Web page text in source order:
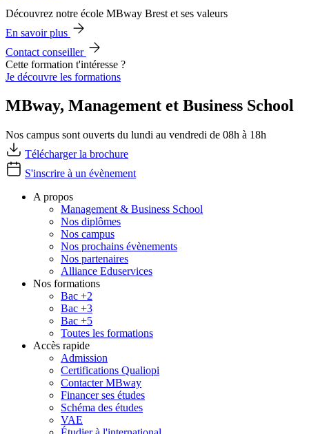
Découvrez notre école MBway Brest et ses valeurs
En savoir plus
Contact conseiller
Cette formation t'intéresse ?
Je découvre les formations
MBway, Management et Business School
Nos campus sont ouverts du lundi au vendredi de 08h à 18h
Télécharger la brochure
S'inscrire à un évènement
A propos
Management & Business School
Nos diplômes
Nos campus
Nos prochains évènements
Nos partenaires
Alliance Eduservices
Nos formations
Bac +2
Bac +3
Bac +5
Toutes les formations
Accès rapide
Admission
Certifications Qualiopi
Contacter MBway
Financer ses études
Schéma des études
VAE